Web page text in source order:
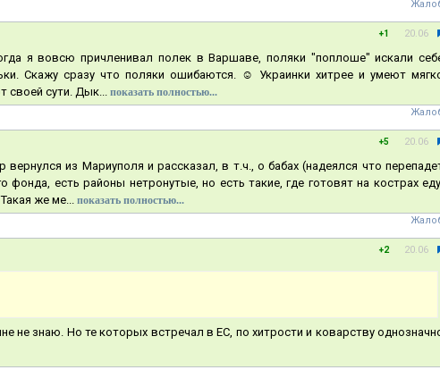
20.06
+1
я вовсю причленивал полек в Варшаве, поляки "поплоше" искали
Скажу сразу что поляки ошибаются. ☺ Украинки хитрее и умеют
своей сути. Дык... показать полностью...
20.06
+5
вернулся из Мариуполя и рассказал, в т.ч., о бабах (надеялся что
фонда, есть районы нетронутые, но есть такие, где готовят на кострах
же ме... показать полностью...
20.06
+2
не знаю. Но те которых встречал в ЕС, по хитрости и коварству